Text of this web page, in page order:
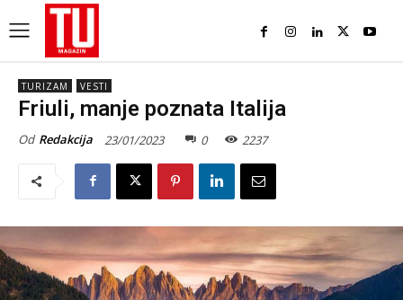
TURIZAM VESTI
Friuli, manje poznata Italija
Od Redakcija 23/01/2023 0 2237